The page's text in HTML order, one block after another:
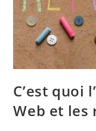
C’est quoi
Web et les